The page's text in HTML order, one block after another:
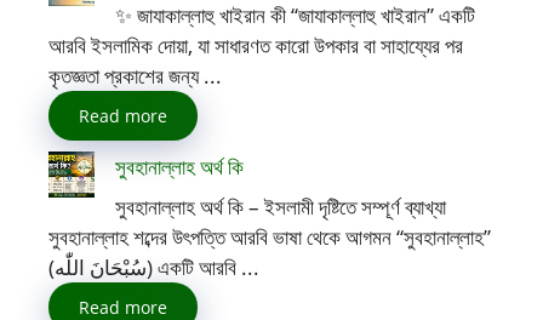
✨ জাযাকাল্লাহু খাইরান কী “জাযাকাল্লাহু খাইরান” একটি
আরবি ইসলামিক দোয়া, যা সাধারণত কারো উপকার বা সাহায্যের পর
কৃতজ্ঞতা প্রকাশের জন্য ...
Read more
সুবহানাল্লাহ অর্থ কি
সুবহানাল্লাহ অর্থ কি – ইসলামী দৃষ্টিতে সম্পূর্ণ ব্যাখ্যা
সুবহানাল্লাহ শব্দের উৎপত্তি আরবি ভাষা থেকে আগমন “সুবহানাল্লাহ”
(سُبْحَانَ اللّٰه) একটি আরবি ...
Read more